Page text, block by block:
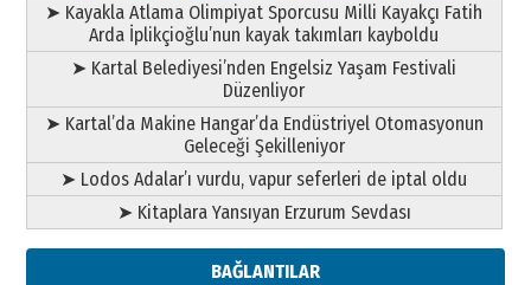
➤ Kayakla Atlama Olimpiyat Sporcusu Milli Kayakçı Fatih
Arda İplikçioğlu’nun kayak takımları kayboldu
➤ Kartal Belediyesi’nden Engelsiz Yaşam Festivali
Düzenliyor
➤ Kartal’da Makine Hangar’da Endüstriyel Otomasyonun
Geleceği Şekilleniyor
➤ Lodos Adalar’ı vurdu, vapur seferleri de iptal oldu
➤ Kitaplara Yansıyan Erzurum Sevdası
BAĞLANTILAR